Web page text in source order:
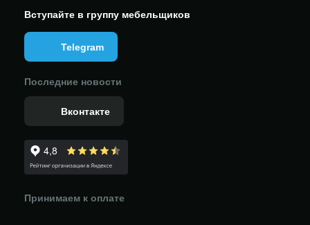
Вступайте в группу мебельщиков
Telegram
Последние новости
Вконтакте
Принимаем к оплате